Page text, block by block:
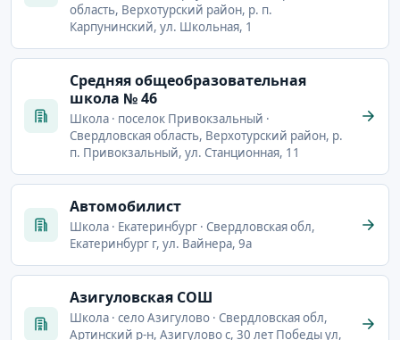
область, Верхотурский район, р. п.
Карпунинский, ул. Школьная, 1
Cредняя общеобразовательная
школа № 46
Школа · поселок Привокзальный ·
Свердловская область, Верхотурский район, р.
п. Привокзальный, ул. Станционная, 11
Автомобилист
Школа · Екатеринбург · Свердловская обл,
Екатеринбург г, ул. Вайнера, 9а
Азигуловская СОШ
Школа · село Азигулово · Свердловская обл,
Артинский р-н, Азигулово с, 30 лет Победы ул,